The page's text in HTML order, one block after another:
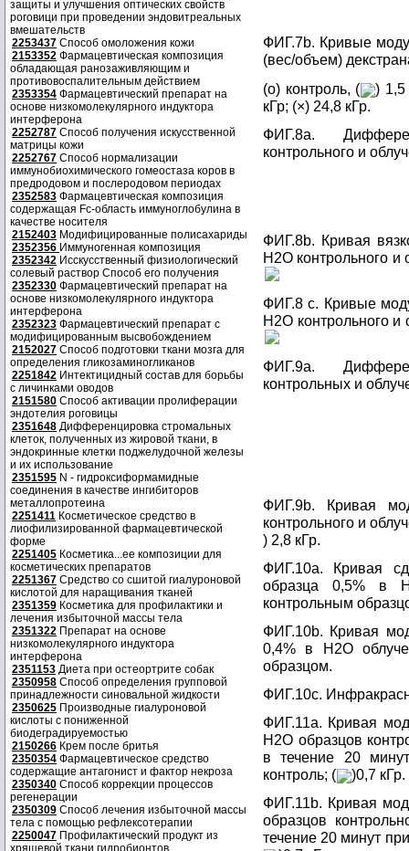
защиты и улучшения оптических свойств
роговици при проведении эндовитреальных
вмешательств
2253437 Способ омоложения кожи
2153352 Фармацевтическая композиция
обладающая ранозаживляющим и
противовоспалительным действием
2353354 Фармацевтический препарат на
основе низкомолекулярного индуктора
интерферона
2252787 Способ получения искусственной
матрицы кожи
2252767 Способ нормализации
иммунобиохимического гомеостаза коров в
предродовом и послеродовом периодах
2352583 Фармацевтическая композиция
содержащая Fc-область иммуноглобулина в
качестве носителя
2152403 Модифицированные полисахариды
2352356 Иммуногенная композиция
2352342 Исскусственный физиологический
солевый раствор Способ его получения
2352330 Фармацевтический препарат на
основе низкомолекулярного индуктора
интерферона
2352323 Фармацевтический препарат с
модифицированным высвобождением
2152027 Способ подготовки ткани мозга для
определения гликозаминогликанов
2251842 Интектицидный состав для борьбы
с личинками оводов
2151580 Способ активации пролиферации
эндотелия роговицы
2351648 Дифференцировка стромальных
клеток, полученных из жировой ткани, в
эндокринные клетки поджелудочной железы
и их использование
2351595 N - гидроксиформамидные
соединения в качестве ингибиторов
металлопротеина
2251411 Косметическое средство в
лиофилизированной фармацевтической
форме
2251405 Косметика...ее композиции для
косметических препаратов
2251367 Средство со сшитой гиалуроновой
кислотой для наращивания тканей
2351359 Косметика для профилактики и
лечения избыточной массы тела
2351322 Препарат на основе
низкомолекулярного индуктора
интерферона
2351153 Диета при остеортрите собак
2350958 Способ определения групповой
принадлежности синовальной жидкости
2350625 Производные гиалуроновой
кислоты с пониженной
биодеградируемостью
2150266 Крем после бритья
2350354 Фармацевтическое средство
содержащие антагонист и фактор некроза
2350340 Способ коррекции процессов
регенерации
2350309 Способ лечения избыточной массы
тела с помощью рефлексотерапии
2250047 Профилактический продукт из
хрящевой ткани гидробионтов
ФИГ.7b. Кривые
(вес/объем)
(о) контроль, (
) 1,5
кГр; (×) 24,8 кГр.
ФИГ.8а.
контрольного и
ФИГ.8b. Кривая
Н2О контрольного и
ФИГ.8 с. Кривые
Н2О контрольного и
ФИГ.9а.
контрольных и
ФИГ.9b. Кривая
контрольного и
) 2,8 кГр.
ФИГ.10а. Кривая
образца 0,5% в
контрольным
ФИГ.10b. Кривая
0,4% в Н2О
образцом.
ФИГ.10с.
ФИГ.11а. Кривая
Н2О образцов
в течение 20
контроль; (
)0,7 кГр.
ФИГ.11b. Кривая
образцов
течение 20 минут